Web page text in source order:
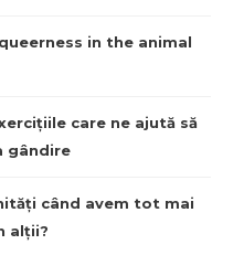
in the animal
care ne ajută să
gândire
când avem tot mai
alții?